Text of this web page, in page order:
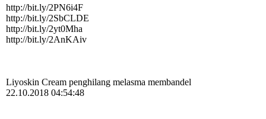
http://bit.ly/2PN6i4F
http://bit.ly/2SbCLDE
http://bit.ly/2yt0Mha
http://bit.ly/2AnKAiv
Liyoskin Cream penghilang melasma membandel
22.10.2018 04:54:48